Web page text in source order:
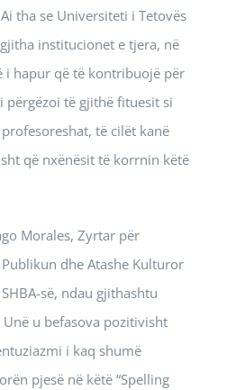
tha se Universiteti i Tetovës
institucionet e tjera, në
i hapur që të kontribuojë për
përgëzoi të gjithë fituesit si
të cilët kanë
që nxënësit të korrnin këtë
Morales, Zyrtar për
dhe Atashe Kulturor
së, ndau gjithashtu
u befasova pozitivisht
i kaq shumë
pjesë në këtë “Spelling